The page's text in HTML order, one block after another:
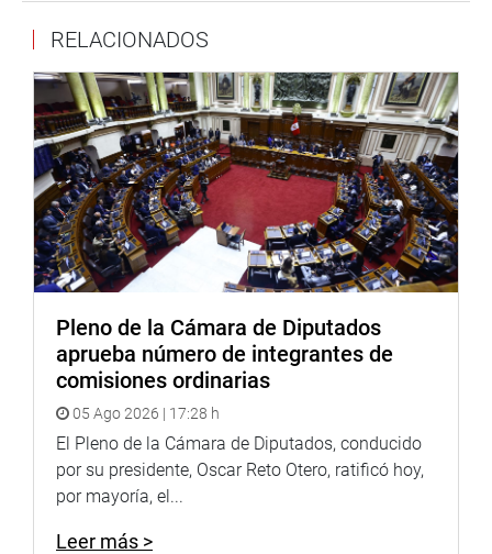
RELACIONADOS
Pleno de la Cámara de Diputados
aprueba número de integrantes de
comisiones ordinarias
05 Ago 2026 | 17:28 h
El Pleno de la Cámara de Diputados, conducido
por su presidente, Oscar Reto Otero, ratificó hoy,
por mayoría, el...
Leer más >